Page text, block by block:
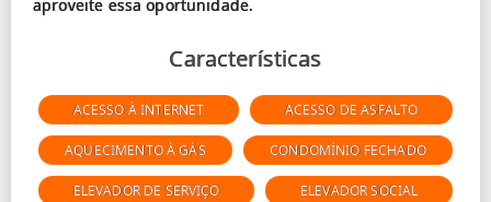
Características
ACESSO À INTERNET ACESSO DE ASFALTO
AQUECIMENTO À GÁS CONDOMÍNIO FECHADO
ELEVADOR DE SERVIÇO ELEVADOR SOCIAL